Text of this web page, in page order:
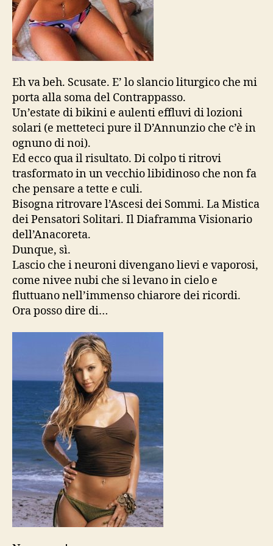
Eh va beh. Scusate. E’ lo slancio liturgico che mi
porta alla soma del Contrappasso.
Un’estate di bikini e aulenti effluvi di lozioni
solari (e metteteci pure il D’Annunzio che c’è in
ognuno di noi).
Ed ecco qua il risultato. Di colpo ti ritrovi
trasformato in un vecchio libidinoso che non fa
che pensare a tette e culi.
Bisogna ritrovare l’Ascesi dei Sommi. La Mistica
dei Pensatori Solitari. Il Diaframma Visionario
dell’Anacoreta.
Dunque, sì.
Lascio che i neuroni divengano lievi e vaporosi,
come nivee nubi che si levano in cielo e
fluttuano nell’immenso chiarore dei ricordi.
Ora posso dire di…